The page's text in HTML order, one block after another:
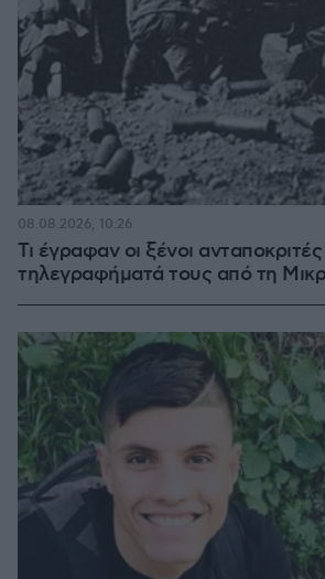
Τι έγραφαν οι ξένοι
τηλεγραφήματά τους από τη
08.08.2026, 10:26